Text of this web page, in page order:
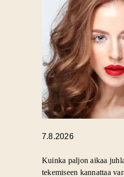
7.8.2026
Kuinka paljon aikaa
tekemiseen kannattaa